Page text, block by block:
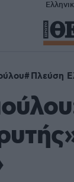
Πλεύση